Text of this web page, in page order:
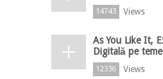
14743 Views
As You Like It,
Digitală pe
12336 Views